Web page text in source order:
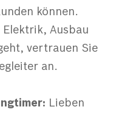
können.
Elektrik, Ausbau
vertrauen Sie
an.
Lieben